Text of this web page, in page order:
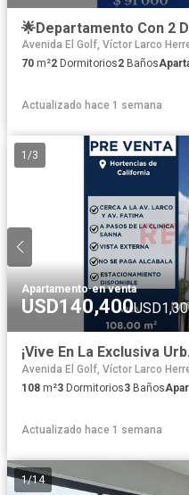
Avenida El Golf, Víctor Larco
70 m²2 Dormitorios2 Baños
Actualizado hace 1 semana
1 /3
Apartamento·en venta
USD140,400
Avenida El Golf, Víctor Larco
108 m²3 Dormitorios3 Baños
Actualizado hace 1 semana
1/14